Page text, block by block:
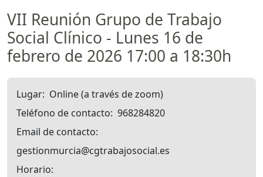
VII Reunión Grupo de Trabajo
Social Clínico - Lunes 16 de
febrero de 2026 17:00 a 18:30h
Lugar Online (a través de zoom)
Teléfono de contacto 968284820
Email de contacto
gestionmurcia@cgtrabajosocial.es
Horario